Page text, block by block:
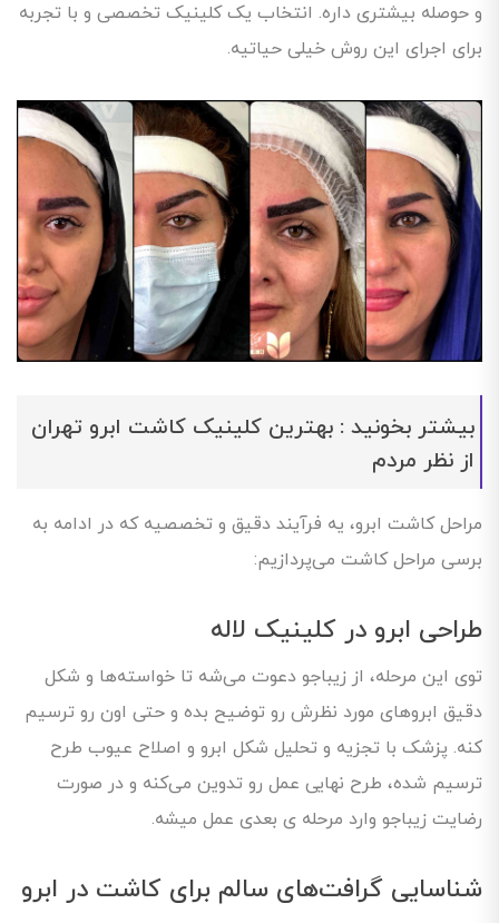
و حوصله بیشتری داره. انتخاب یک کلینیک تخصصی و با تجربه
برای اجرای این روش خیلی حیاتیه.
بیشتر بخونید : بهترین کلینیک کاشت ابرو تهران
از نظر مردم
مراحل کاشت ابرو، یه فرآیند دقیق و تخصصیه که در ادامه به
برسی مراحل کاشت می‌پردازیم:
طراحی ابرو در کلینیک لاله
توی این مرحله، از زیباجو دعوت می‌شه تا خواسته‌ها و شکل
دقیق ابروهای مورد نظرش رو توضیح بده و حتی اون رو ترسیم
کنه. پزشک با تجزیه و تحلیل شکل ابرو و اصلاح عیوب طرح
ترسیم شده، طرح نهایی عمل رو تدوین می‌کنه و در صورت
رضایت زیباجو وارد مرحله ی بعدی عمل میشه.
شناسایی گرافت‌های سالم برای کاشت در ابرو